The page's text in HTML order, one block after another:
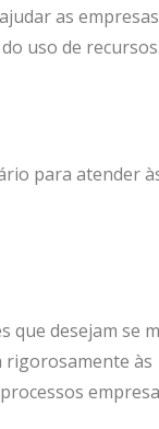
as
uso de recursos.
para atender
que desejam se
rigorosamente às